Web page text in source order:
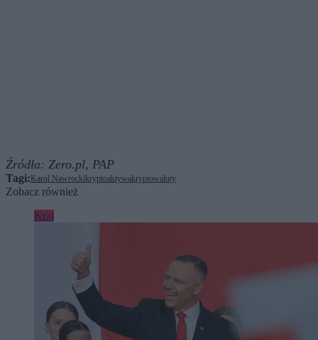
Źródła: Zero.pl, PAP
Tagi: Karol Nawrockikryptoaktywakryptowaluty
Zobacz również
Kraj